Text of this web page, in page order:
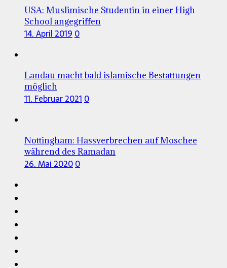
USA: Muslimische Studentin in einer High
School angegriffen
14. April 2019 0
Landau macht bald islamische Bestattungen
möglich
11. Februar 2021 0
Nottingham: Hassverbrechen auf Moschee
während des Ramadan
26. Mai 20200